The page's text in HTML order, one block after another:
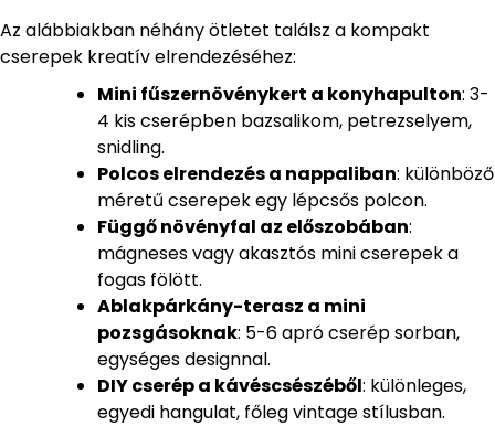
Az alábbiakban néhány ötletet találsz a kompakt
cserepek kreatív elrendezéséhez:
Mini fűszernövénykert a konyhapulton: 3-
4 kis cserépben bazsalikom, petrezselyem,
snidling.
Polcos elrendezés a nappaliban: különböző
méretű cserepek egy lépcsős polcon.
Függő növényfal az előszobában:
mágneses vagy akasztós mini cserepek a
fogas fölött.
Ablakpárkány-terasz a mini
pozsgásoknak: 5-6 apró cserép sorban,
egységes designnal.
DIY cserép a kávéscsészéből: különleges,
egyedi hangulat, főleg vintage stílusban.